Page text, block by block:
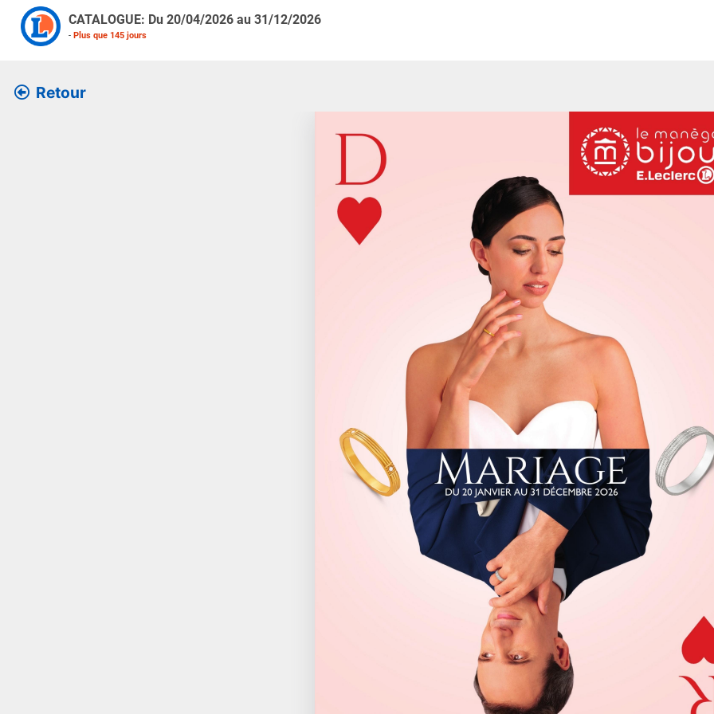
CATALOGUE: Du 20/04/2026au 31/12/2026
- Plus que 145jours
Retour